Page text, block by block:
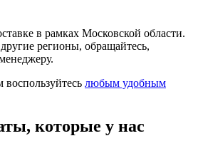
в рамках Московской области.
регионы, обращайтесь,
любым удобным
которые у нас